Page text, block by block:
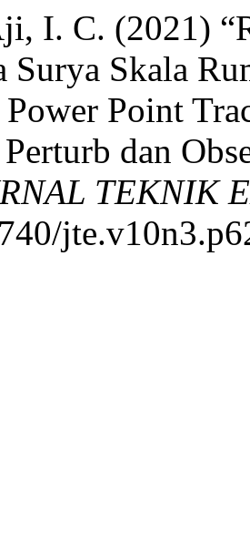
I. C. (2021)
Surya Skala
Point
dan
TEKNIK